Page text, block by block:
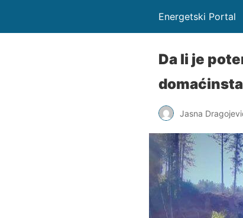
Energetski Portal
Da li je
Jasna